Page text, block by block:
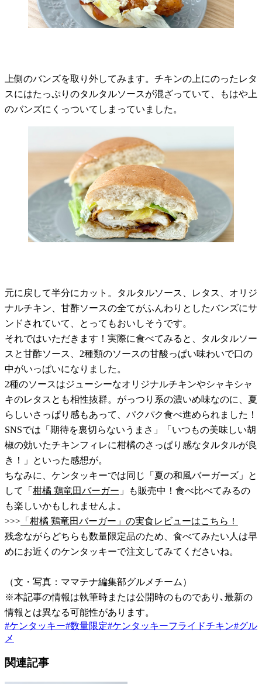
上側のバンズを取り外してみます。チキンの上にのったレタ
スにはたっぷりのタルタルソースが混ざっていて、もはや上
のバンズにくっついてしまっていました。
元に戻して半分にカット。タルタルソース、レタス、オリジ
ナルチキン、甘酢ソースの全てがふんわりとしたバンズにサ
ンドされていて、とってもおいしそうです。
それではいただきます！実際に食べてみると、タルタルソー
スと甘酢ソース、2種類のソースの甘酸っぱい味わいで口の
中がいっぱいになりました。
2種のソースはジューシーなオリジナルチキンやシャキシャ
キのレタスとも相性抜群。がっつり系の濃いめ味なのに、夏
らしいさっぱり感もあって、パクパク食べ進められました！
SNSでは「期待を裏切らないうまさ」「いつもの美味しい胡
椒の効いたチキンフィレに柑橘のさっぱり感なタルタルが良
き！」といった感想が。
ちなみに、ケンタッキーでは同じ「夏の和風バーガーズ」と
して「 柑橘 鶏竜田バーガー 」も販売中！食べ比べてみるの
も楽しいかもしれませんよ。
>>> 「柑橘 鶏竜田バーガー」の実食レビューはこちら！
残念ながらどちらも数量限定品のため、食べてみたい人は早
めにお近くのケンタッキーで注文してみてくださいね。
（文・写真：ママテナ編集部グルメチーム）
※本記事の情報は執筆時または公開時のものであり､最新の
情報とは異なる可能性があります。
#ケンタッキー#数量限定#ケンタッキーフライドチキン#グル
メ
関連記事